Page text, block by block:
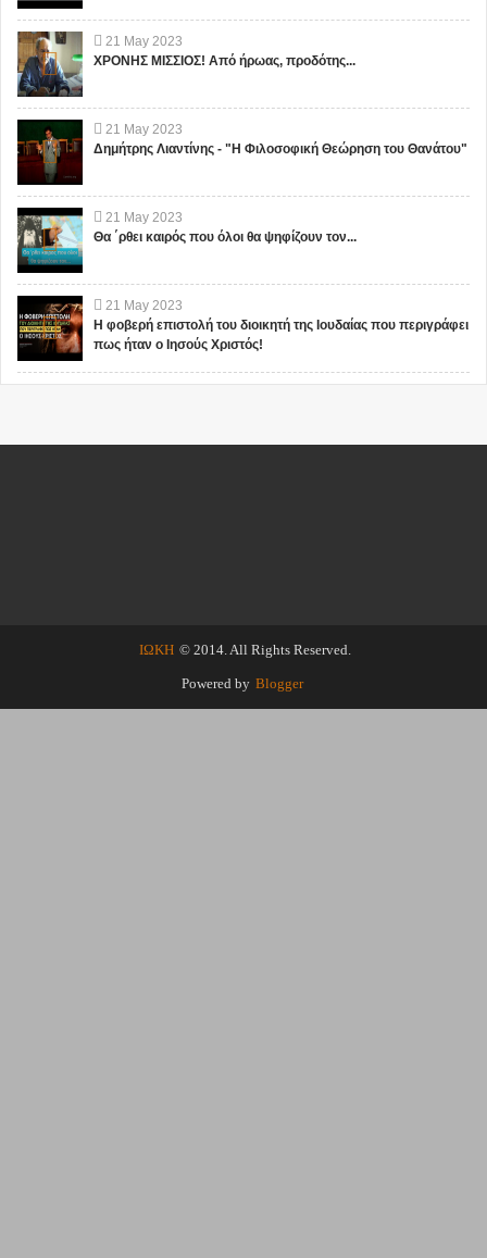
21 May 2023
ΧΡΟΝΗΣ ΜΙΣΣΙΟΣ! Από ήρωας, προδότης...
21 May 2023
Δημήτρης Λιαντίνης - "Η Φιλοσοφική Θεώρηση του Θανάτου"
21 May 2023
Θα ΄ρθει καιρός που όλοι θα ψηφίζουν τον...
21 May 2023
Η φοβερή επιστολή του διοικητή της Ιουδαίας που περιγράφει
πως ήταν ο Ιησούς Χριστός!
ΙΩΚΗ © 2014. All Rights Reserved.
Powered by Blogger